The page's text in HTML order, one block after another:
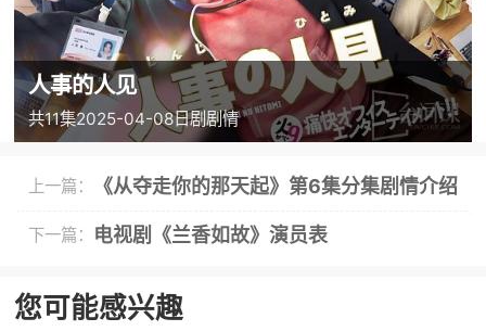
人事的人见
共11集2025-04-08日剧剧情
上一篇： 《从夺走你的那天起》第6集分集剧情介绍
下一篇： 电视剧《兰香如故》演员表
您可能感兴趣